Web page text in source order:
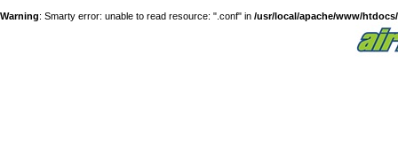
Warning: Smarty error: unable to read resource: ".conf" in /usr/local/apache/www/